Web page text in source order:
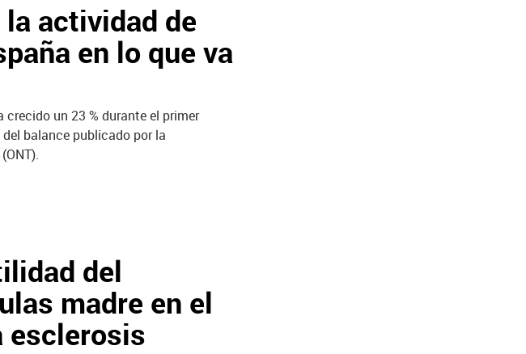
actividad de
en lo que va
crecido un 23 % durante el primer
balance publicado por la
del
madre en el
esclerosis